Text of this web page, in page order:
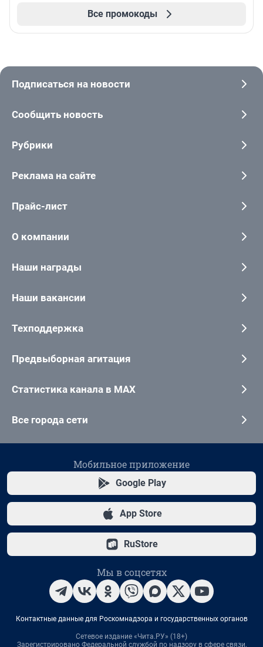
Все промокоды
Подписаться на новости
Сообщить новость
Рубрики
Реклама на сайте
Прайс-лист
О компании
Наши награды
Наши вакансии
Техподдержка
Предвыборная агитация
Статистика канала в MAX
Все города сети
Мобильное приложение
Google Play
App Store
RuStore
Мы в соцсетях
Контактные данные для Роскомнадзора и государственных органов
Сетевое издание «Чита.РУ» (18+)
Зарегистрировано Федеральной службой по надзору в сфере связи,